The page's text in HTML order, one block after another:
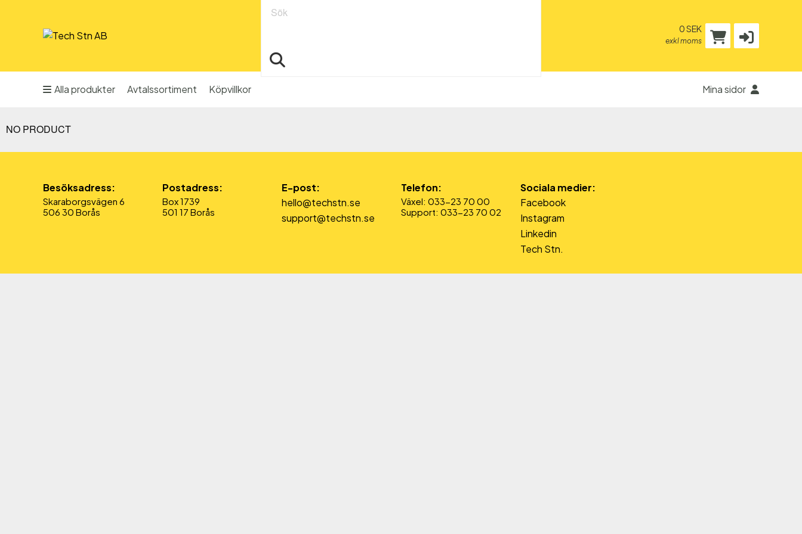
0 SEK
exkl moms
Sök
Alla produkter Avtalssortiment Köpvillkor Mina sidor
NO PRODUCT
Besöksadress:
Skaraborgsvägen 6
506 30 Borås
Postadress:
Box 1739
501 17 Borås
E-post:
hello@techstn.se
support@techstn.se
Telefon:
Växel: 033-23 70 00
Support: 033-23 70 02
Sociala medier:
Facebook
Instagram
Linkedin
Tech Stn.